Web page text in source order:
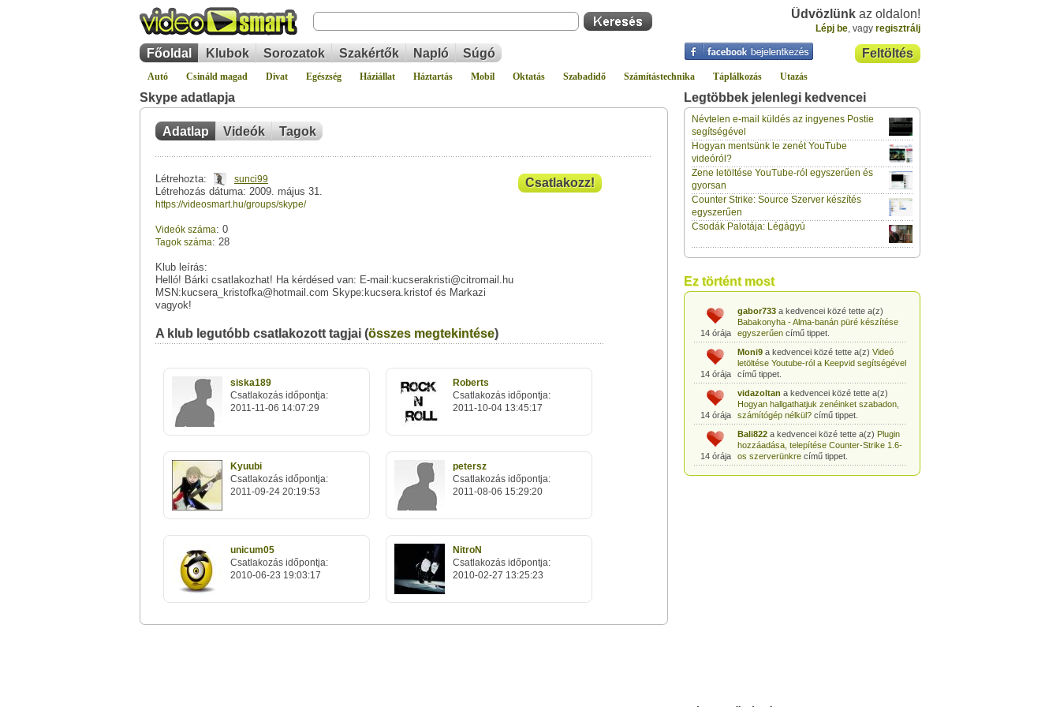
Üdvözlünk az oldalon!
Lépj be, vagy regisztrálj
Feltöltés
Főoldal Klubok Sorozatok Szakértők Napló Súgó
Autó Csináld magad Divat Egészség Háziállat Háztartás Mobil Oktatás Szabadidő Számítástechnika Táplálkozás Utazás
Skype adatlapja
Adatlap Videók Tagok
Létrehozta: sunci99
Létrehozás dátuma: 2009. május 31.
https://videosmart.hu/groups/skype/
Videók száma: 0
Tagok száma: 28
Klub leírás:
Helló! Bárki csatlakozhat! Ha kérdésed van: E-mail:kucserakristi@citromail.hu
MSN:kucsera_kristofka@hotmail.com Skype:kucsera.kristof és Markazi
vagyok!
Csatlakozz!
A klub legutóbb csatlakozott tagjai (összes megtekintése)
siska189
Csatlakozás időpontja:
2011-11-06 14:07:29
Roberts
Csatlakozás időpontja:
2011-10-04 13:45:17
Kyuubi
Csatlakozás időpontja:
2011-09-24 20:19:53
petersz
Csatlakozás időpontja:
2011-08-06 15:29:20
unicum05
Csatlakozás időpontja:
2010-06-23 19:03:17
NitroN
Csatlakozás időpontja:
2010-02-27 13:25:23
Legtöbbek jelenlegi kedvencei
Névtelen e-mail küldés az ingyenes Postie
segítségével
Hogyan mentsünk le zenét YouTube
videóról?
Zene letöltése YouTube-ról egyszerűen és
gyorsan
Counter Strike: Source Szerver készítés
egyszerűen
Csodák Palotája: Légágyú
Ez történt most
14 órája
gabor733a kedvencei közé tette a(z)
Leopárdgekkó-etetés egyszerű csipesszel
című tippet.
14 órája
Hogyan készítsünk tojáslevest?című tippet.
14 órája
gabor733a kedvencei közé tette a(z)
Hogyan készítsünk fűszeres-paradicsomos
pennét?című tippet.
14 órája
Babakonyha - Almaszósz készítése 6
hónapos kortólcímű tippet.
14 órája
gabor733a kedvencei közé tette a(z)
Babakonyha - Alma-banán püré készítése
egyszerűencímű tippet.
14 órája
Moni9a kedvencei közé tette a(z) Videó
letöltése Youtube-ról a Keepvid segítségével
című tippet.
14 órája
vidazoltan a kedvencei közé tette a(z)
Hogyan hallgathatjuk zenéinket szabadon,
számítógép nélkül?című tippet.
14 órája
Bali822a kedvencei közé tette a(z) Plugin
hozzáadása, telepítése Counter-Strike 1.6-
os szerverünkrecímű tippet.
Peter80a kedvencei közé tette a(z)Zene